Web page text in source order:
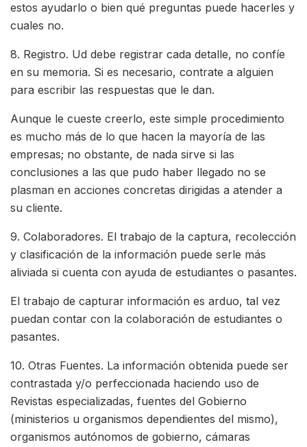
estos ayudarlo o bien qué preguntas puede hacerles y
cuales no.
8. Registro. Ud debe registrar cada detalle, no confíe
en su memoria. Si es necesario, contrate a alguien
para escribir las respuestas que le dan.
Aunque le cueste creerlo, este simple procedimiento
es mucho más de lo que hacen la mayoría de las
empresas; no obstante, de nada sirve si las
conclusiones a las que pudo haber llegado no se
plasman en acciones concretas dirigidas a atender a
su cliente.
9. Colaboradores. El trabajo de la captura, recolección
y clasificación de la información puede serle más
aliviada si cuenta con ayuda de estudiantes o pasantes.
El trabajo de capturar información es arduo, tal vez
puedan contar con la colaboración de estudiantes o
pasantes.
10. Otras Fuentes. La información obtenida puede ser
contrastada y/o perfeccionada haciendo uso de
Revistas especializadas, fuentes del Gobierno
(ministerios u organismos dependientes del mismo),
organismos autónomos de gobierno, cámaras